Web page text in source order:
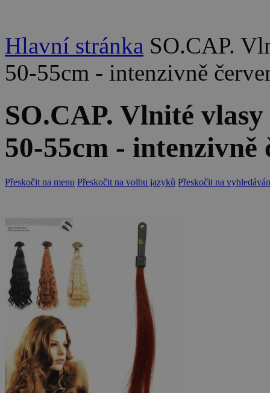
Hlavní stránka SO.CAP.
50-55cm - intenzivně
SO.CAP. Vlnité
50-55cm - intenzivně
Přeskočit na menu Přeskočit na volbu jazyků Přeskočit na